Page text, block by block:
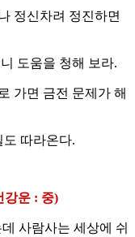
정신차려 정진하면
도움을 청해 보라.
가면 금전 문제가 해
도 따라온다.
강운 : 중)
사람사는 세상에 쉬